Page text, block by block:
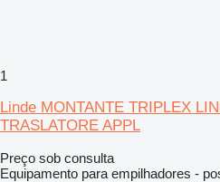
1
Linde MONTANTE TRIPLEX
TRASLATORE APPL
Preço sob consulta
Equipamento para empilhadores -